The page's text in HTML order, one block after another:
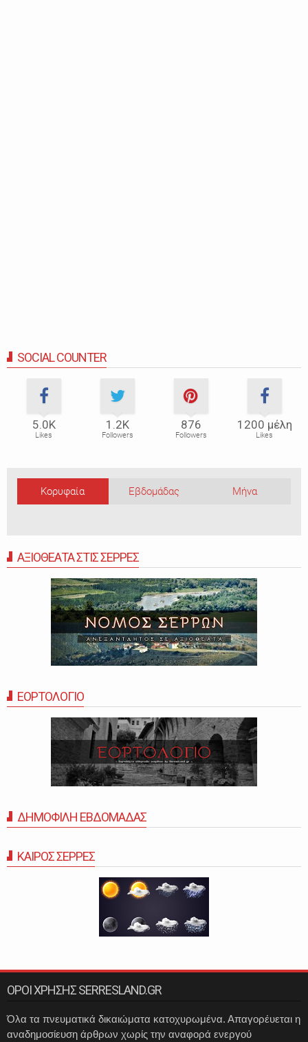
SOCIAL COUNTER
5.0Κ
Likes
1.2Κ
Followers
876
Followers
1200 μέλη
Likes
Κορυφαία Εβδομάδας Μήνα
ΑΞΙΟΘΕΑΤΑ ΣΤΙΣ ΣΕΡΡΕΣ
ΕΟΡΤΟΛΟΓΙΟ
ΔΗΜΟΦΙΛΗ ΕΒΔΟΜΑΔΑΣ
ΚΑΙΡΟΣ ΣΕΡΡΕΣ
ΟΡΟΙ ΧΡΗΣΗΣ SERRESLAND.GR
Όλα τα πνευματικά δικαιώματα κατοχυρωμένα. Απαγορέυεται η
αναδημοσίευση άρθρων χωρίς την αναφορά ενεργού